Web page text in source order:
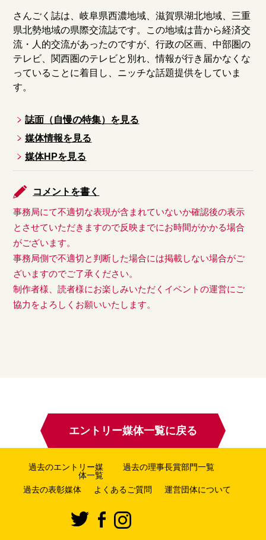
さんごく誌は、岐阜県西濃地域、滋賀県湖北地域、三重
県北勢地域の県際交流誌です。この地域は昔から経済交
流・人的交流があったのですが、行政の区画、中部圏の
テレビ、関西圏のテレビと別れ、情報が行き届かなくな
っていることに着目し、ニッチな話題提供をしていま
す。
誌面（自慢の特集）を見る
媒体情報を見る
媒体HPを見る
コメントを書く
事務局にて不適切な表現が含まれていないか確認後の表示
とさせていただきますので反映までにお時間がかかる場合
がございます。
事務局側で不適切と判断した場合には掲載しない場合がご
ざいますのでご了承ください。
制作者様、読者様にお楽しみいただくイベントの運営にご
協力をよろしくお願いいたします。
エントリー媒体一覧に戻る
過去のエントリー媒
体一覧
過去の理事長賞部門一覧
過去の表彰媒体 よくあるご質問 運営団体について